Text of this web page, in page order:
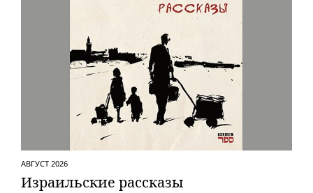
АВГУСТ 2026
Израильские рассказы